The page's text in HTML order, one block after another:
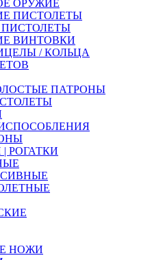
ОРУЖИЕ
ПИСТОЛЕТЫ
ПИСТОЛЕТЫ
ВИНТОВКИ
/ КОЛЬЦА
ПАТРОНЫ
РОГАТКИ
НОЖИ